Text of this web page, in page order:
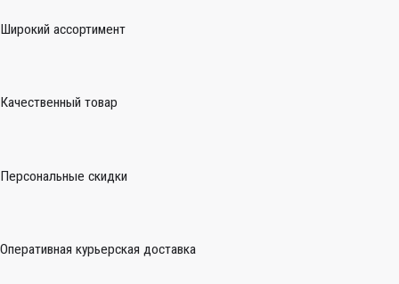
Широкий ассортимент
Качественный товар
Персональные скидки
Оперативная курьерская доставка